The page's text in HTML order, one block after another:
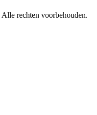
Alle rechten voorbehouden.